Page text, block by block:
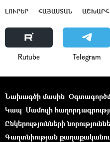
ԼՈՒՐԵՐ ՀԱՅԱՍՏԱՆ ԱՇԽԱՐՀ
Rutube Telegram
Նախագծի մասին
Կապ Մամուլի
Ընկերությունների
Գաղտնիության